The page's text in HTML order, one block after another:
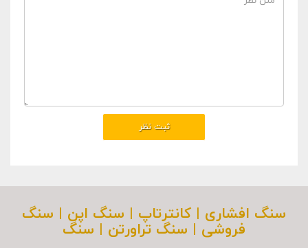
سنگ افشاری | کانترتاپ | سنگ اپن | سنگ
فروشی | سنگ تراورتن | سنگ